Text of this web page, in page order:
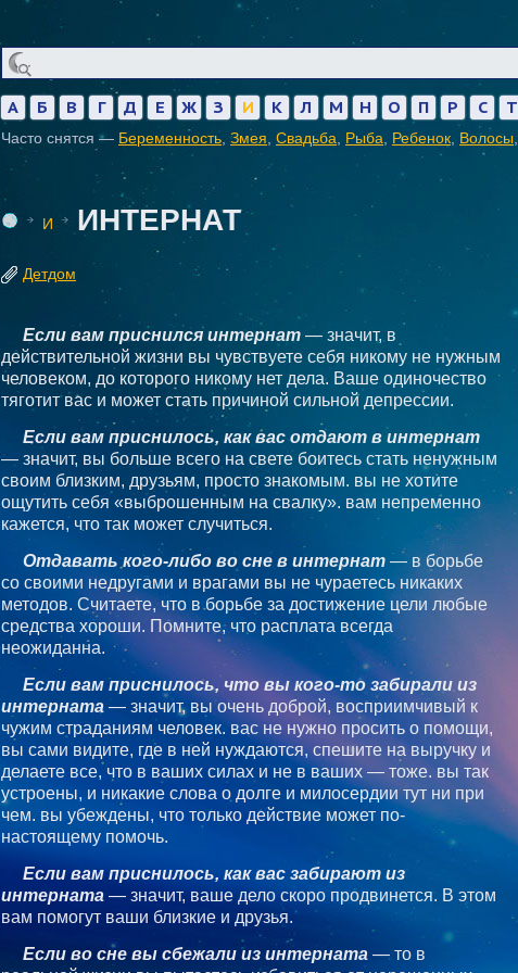
А Б В Г Д Е Ж З И К Л М Н О П Р С Т
Часто снятся — Беременность Змея Свадьба Рыба Ребенок Волосы
И ИНТЕРНАТ
Детдом
Если вам приснился интернат — значит, в
действительной жизни вы чувствуете себя никому не нужным
человеком, до которого никому нет дела. Ваше одиночество
тяготит вас и может стать причиной сильной депрессии.
Если вам приснилось, как вас отдают в интернат
— значит, вы больше всего на свете боитесь стать ненужным
своим близким, друзьям, просто знакомым. вы не хотите
ощутить себя «выброшенным на свалку». вам непременно
кажется, что так может случиться.
Отдавать кого-либо во сне в интернат — в борьбе
со своими недругами и врагами вы не чураетесь никаких
методов. Считаете, что в борьбе за достижение цели любые
средства хороши. Помните, что расплата всегда
неожиданна.
Если вам приснилось, что вы кого-то забирали из
интерната — значит, вы очень доброй, восприимчивый к
чужим страданиям человек. вас не нужно просить о помощи,
вы сами видите, где в ней нуждаются, спешите на выручку и
делаете все, что в ваших силах и не в ваших — тоже. вы так
устроены, и никакие слова о долге и милосердии тут ни при
чем. вы убеждены, что только действие может по-
настоящему помочь.
Если вам приснилось, как вас забирают из
интерната — значит, ваше дело скоро продвинется. В этом
вам помогут ваши близкие и друзья.
Если во сне вы сбежали из интерната — то в